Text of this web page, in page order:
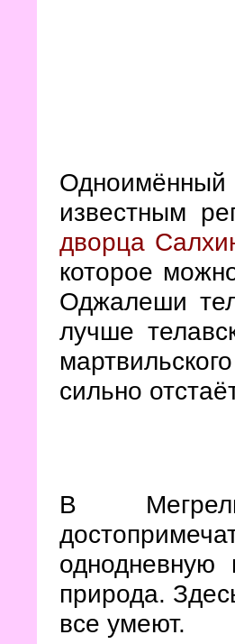
известным
дворца
которое
Оджалеши
лучше
сильно
В
природа.
все умеют.